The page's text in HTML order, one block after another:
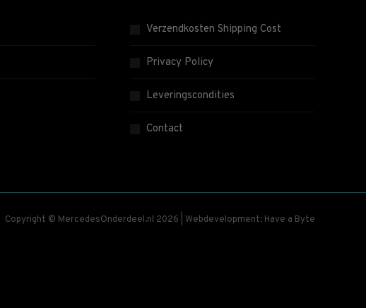
Verzendkosten Shipping Cost
Privacy Policy
Leveringscondities
Contact
Copyright © MercedesOnderdeel.nl 2026 | Webdevelopment: Have a Byte